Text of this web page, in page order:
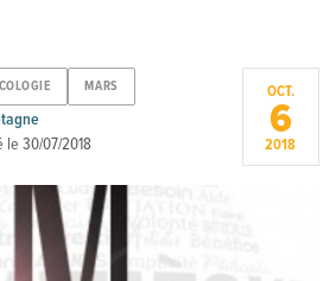
MARS
le30/07/2018
OCT.
6
2018